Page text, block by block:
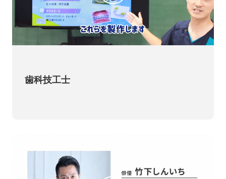
歯科技工士